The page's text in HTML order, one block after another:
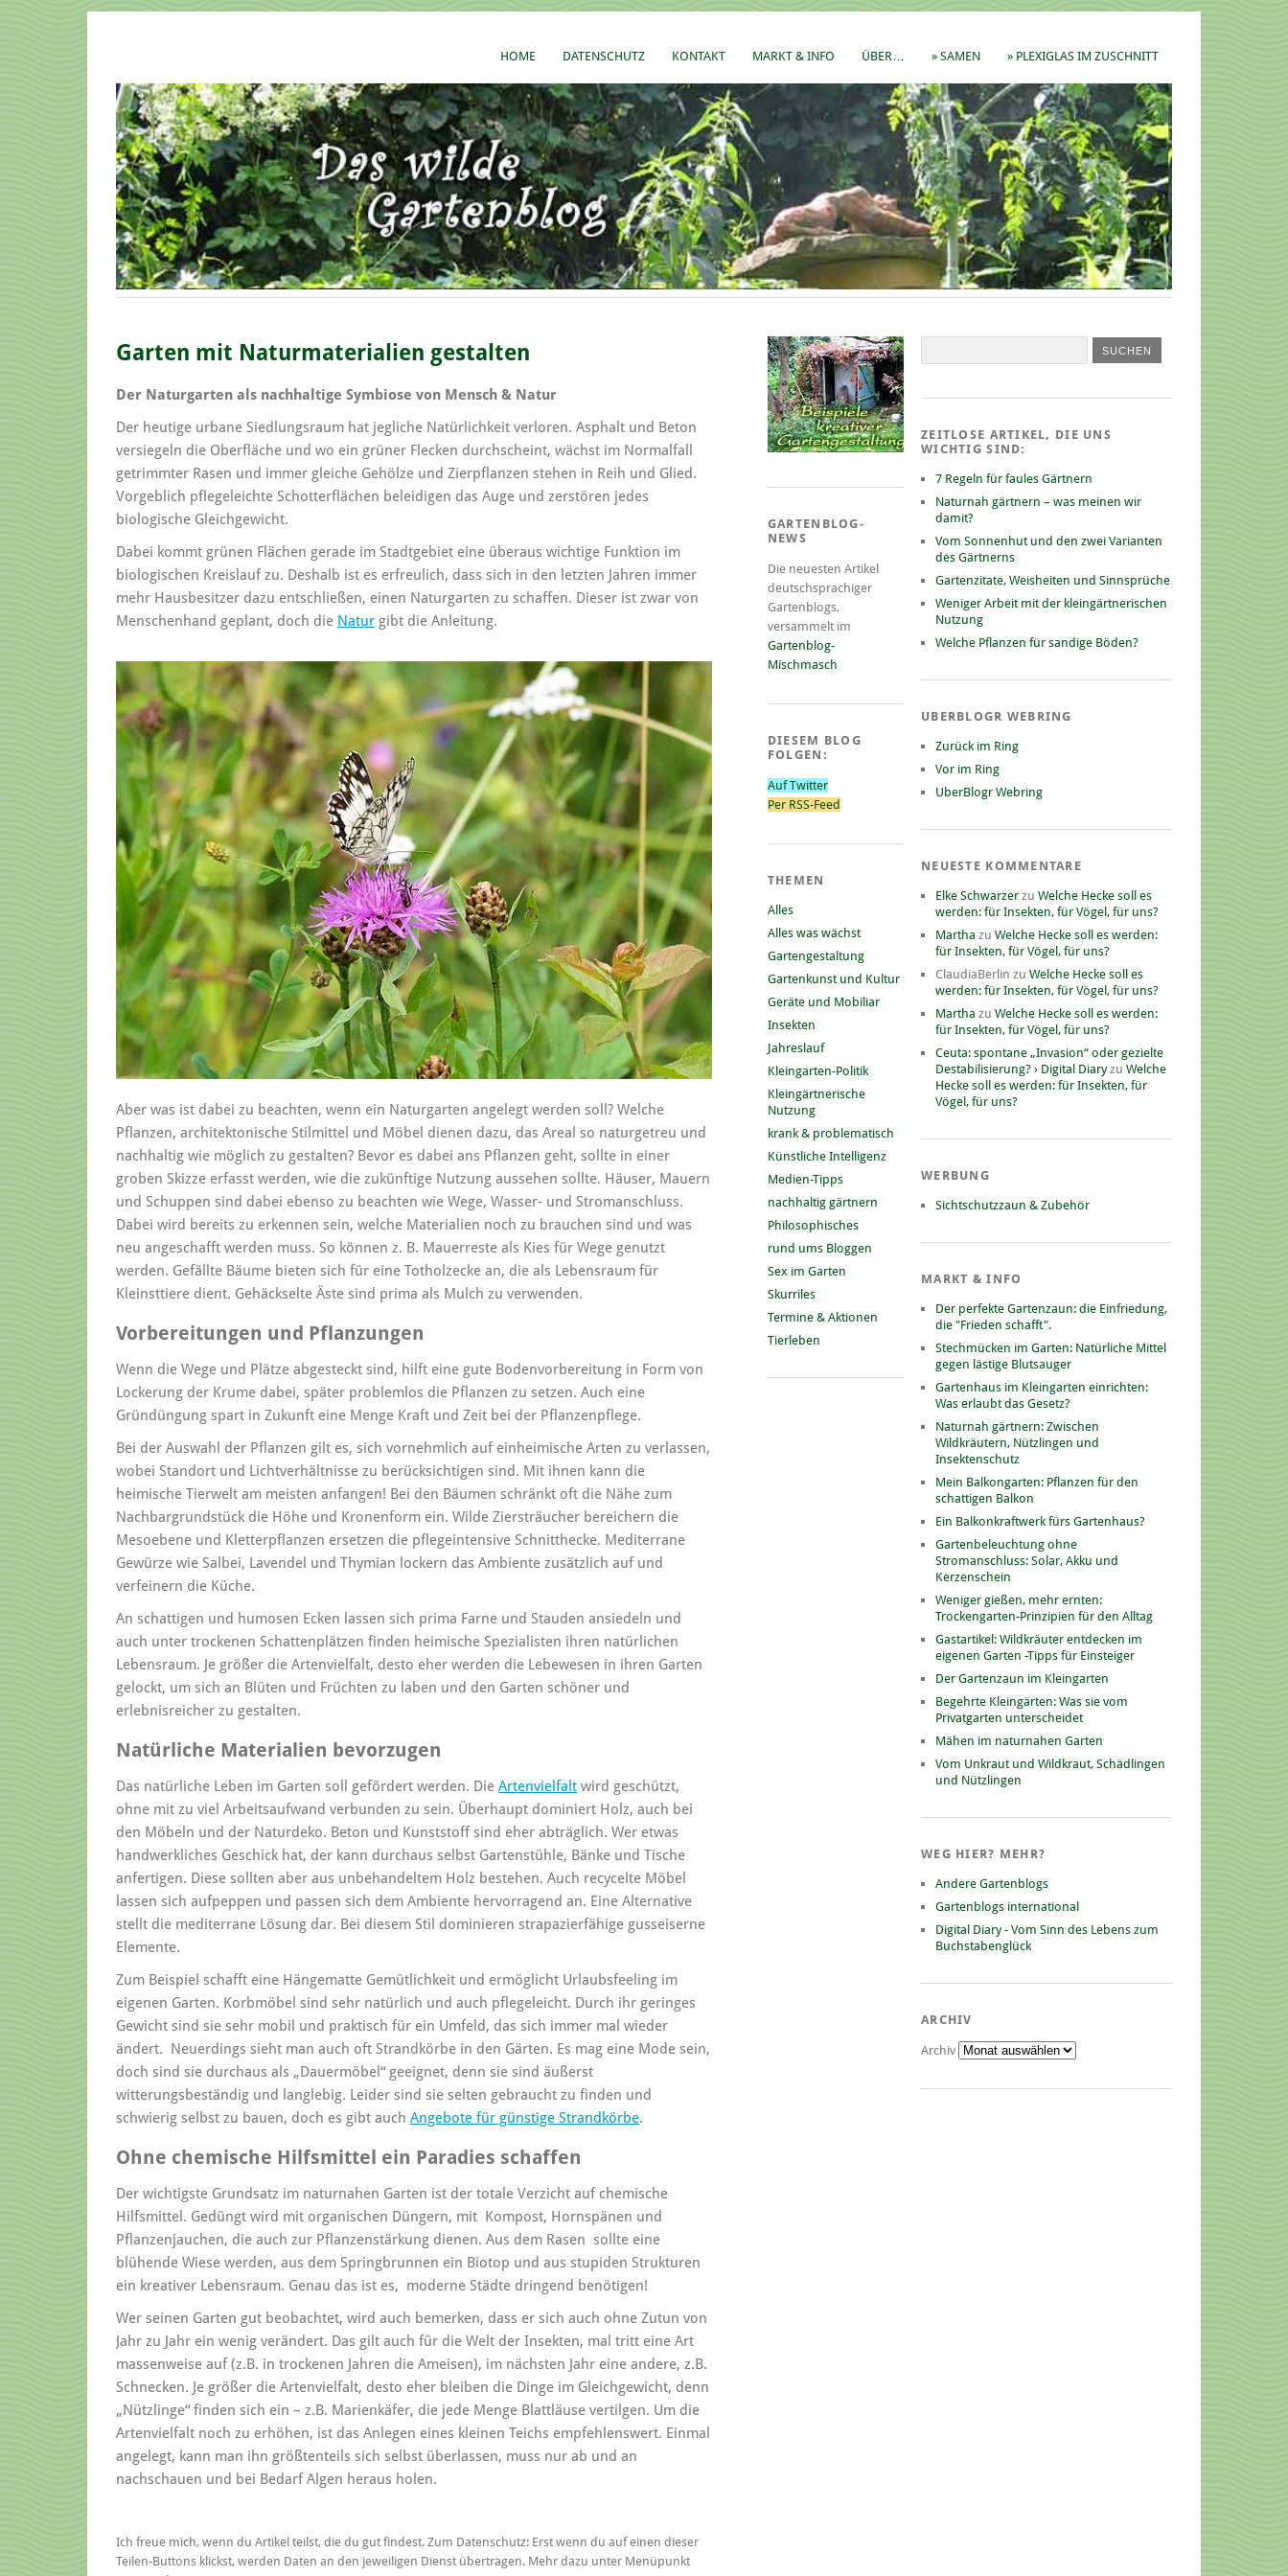
HOME DATENSCHUTZ KONTAKT MARKT & INFO ÜBER… » SAMEN » PLEXIGLAS IM ZUSCHNITT
Garten mit Naturmaterialien gestalten
Der Naturgarten als nachhaltige Symbiose von Mensch & Natur
Der heutige urbane Siedlungsraum hat jegliche Natürlichkeit verloren. Asphalt und Beton
versiegeln die Oberfläche und wo ein grüner Flecken durchscheint, wächst im Normalfall
getrimmter Rasen und immer gleiche Gehölze und Zierpflanzen stehen in Reih und Glied.
Vorgeblich pflegeleichte Schotterflächen beleidigen das Auge und zerstören jedes
biologische Gleichgewicht.
Dabei kommt grünen Flächen gerade im Stadtgebiet eine überaus wichtige Funktion im
biologischen Kreislauf zu. Deshalb ist es erfreulich, dass sich in den letzten Jahren immer
mehr Hausbesitzer dazu entschließen, einen Naturgarten zu schaffen. Dieser ist zwar von
Menschenhand geplant, doch die Natur gibt die Anleitung.
Aber was ist dabei zu beachten, wenn ein Naturgarten angelegt werden soll? Welche
Pflanzen, architektonische Stilmittel und Möbel dienen dazu, das Areal so naturgetreu und
nachhaltig wie möglich zu gestalten? Bevor es dabei ans Pflanzen geht, sollte in einer
groben Skizze erfasst werden, wie die zukünftige Nutzung aussehen sollte. Häuser, Mauern
und Schuppen sind dabei ebenso zu beachten wie Wege, Wasser- und Stromanschluss.
Dabei wird bereits zu erkennen sein, welche Materialien noch zu brauchen sind und was
neu angeschafft werden muss. So können z. B. Mauerreste als Kies für Wege genutzt
werden. Gefällte Bäume bieten sich für eine Totholzecke an, die als Lebensraum für
Kleinsttiere dient. Gehäckselte Äste sind prima als Mulch zu verwenden.
Vorbereitungen und Pflanzungen
Wenn die Wege und Plätze abgesteckt sind, hilft eine gute Bodenvorbereitung in Form von
Lockerung der Krume dabei, später problemlos die Pflanzen zu setzen. Auch eine
Gründüngung spart in Zukunft eine Menge Kraft und Zeit bei der Pflanzenpflege.
Bei der Auswahl der Pflanzen gilt es, sich vornehmlich auf einheimische Arten zu verlassen,
wobei Standort und Lichtverhältnisse zu berücksichtigen sind. Mit ihnen kann die
heimische Tierwelt am meisten anfangen! Bei den Bäumen schränkt oft die Nähe zum
Nachbargrundstück die Höhe und Kronenform ein. Wilde Ziersträucher bereichern die
Mesoebene und Kletterpflanzen ersetzen die pflegeintensive Schnitthecke. Mediterrane
Gewürze wie Salbei, Lavendel und Thymian lockern das Ambiente zusätzlich auf und
verfeinern die Küche.
An schattigen und humosen Ecken lassen sich prima Farne und Stauden ansiedeln und
auch unter trockenen Schattenplätzen finden heimische Spezialisten ihren natürlichen
Lebensraum. Je größer die Artenvielfalt, desto eher werden die Lebewesen in ihren Garten
gelockt, um sich an Blüten und Früchten zu laben und den Garten schöner und
erlebnisreicher zu gestalten.
Natürliche Materialien bevorzugen
Das natürliche Leben im Garten soll gefördert werden. Die Artenvielfalt wird geschützt,
ohne mit zu viel Arbeitsaufwand verbunden zu sein. Überhaupt dominiert Holz, auch bei
den Möbeln und der Naturdeko. Beton und Kunststoff sind eher abträglich. Wer etwas
handwerkliches Geschick hat, der kann durchaus selbst Gartenstühle, Bänke und Tische
anfertigen. Diese sollten aber aus unbehandeltem Holz bestehen. Auch recycelte Möbel
lassen sich aufpeppen und passen sich dem Ambiente hervorragend an. Eine Alternative
stellt die mediterrane Lösung dar. Bei diesem Stil dominieren strapazierfähige gusseiserne
Elemente.
Zum Beispiel schafft eine Hängematte Gemütlichkeit und ermöglicht Urlaubsfeeling im
eigenen Garten. Korbmöbel sind sehr natürlich und auch pflegeleicht. Durch ihr geringes
Gewicht sind sie sehr mobil und praktisch für ein Umfeld, das sich immer mal wieder
ändert. Neuerdings sieht man auch oft Strandkörbe in den Gärten. Es mag eine Mode sein,
doch sind sie durchaus als „Dauermöbel“ geeignet, denn sie sind äußerst
witterungsbeständig und langlebig. Leider sind sie selten gebraucht zu finden und
schwierig selbst zu bauen, doch es gibt auch Angebote für günstige Strandkörbe.
Ohne chemische Hilfsmittel ein Paradies schaffen
Der wichtigste Grundsatz im naturnahen Garten ist der totale Verzicht auf chemische
Hilfsmittel. Gedüngt wird mit organischen Düngern, mit Kompost, Hornspänen und
Pflanzenjauchen, die auch zur Pflanzenstärkung dienen. Aus dem Rasen sollte eine
blühende Wiese werden, aus dem Springbrunnen ein Biotop und aus stupiden Strukturen
ein kreativer Lebensraum. Genau das ist es, moderne Städte dringend benötigen!
Wer seinen Garten gut beobachtet, wird auch bemerken, dass er sich auch ohne Zutun von
Jahr zu Jahr ein wenig verändert. Das gilt auch für die Welt der Insekten, mal tritt eine Art
massenweise auf (z.B. in trockenen Jahren die Ameisen), im nächsten Jahr eine andere, z.B.
Schnecken. Je größer die Artenvielfalt, desto eher bleiben die Dinge im Gleichgewicht, denn
„Nützlinge“ finden sich ein – z.B. Marienkäfer, die jede Menge Blattläuse vertilgen. Um die
Artenvielfalt noch zu erhöhen, ist das Anlegen eines kleinen Teichs empfehlenswert. Einmal
angelegt, kann man ihn größtenteils sich selbst überlassen, muss nur ab und an
nachschauen und bei Bedarf Algen heraus holen.
Ich freue mich, wenn du Artikel teilst, die du gut findest. Zum Datenschutz: Erst wenn du auf einen dieser
Teilen-Buttons klickst, werden Daten an den jeweiligen Dienst übertragen. Mehr dazu unter Menüpunkt
GARTENBLOG-
NEWS
Die neuesten Artikel
deutschsprachiger
Gartenblogs,
versammelt im
Gartenblog-
Mischmasch
DIESEM BLOG
FOLGEN:
Auf Twitter
Per RSS-Feed
THEMEN
Alles
Alles was wächst
Gartengestaltung
Gartenkunst und Kultur
Geräte und Mobiliar
Insekten
Jahreslauf
Kleingarten-Politik
Kleingärtnerische
Nutzung
krank & problematisch
Künstliche Intelligenz
Medien-Tipps
nachhaltig gärtnern
Philosophisches
rund ums Bloggen
Sex im Garten
Skurriles
Termine & Aktionen
Tierleben
ZEITLOSE ARTIKEL, DIE UNS
WICHTIG SIND:
7 Regeln für faules Gärtnern
Naturnah gärtnern – was meinen wir
damit?
Vom Sonnenhut und den zwei Varianten
des Gärtnerns
Gartenzitate, Weisheiten und Sinnsprüche
Weniger Arbeit mit der kleingärtnerischen
Nutzung
Welche Pflanzen für sandige Böden?
UBERBLOGR WEBRING
Zurück im Ring
Vor im Ring
UberBlogr Webring
NEUESTE KOMMENTARE
Elke Schwarzer zu Welche Hecke soll es
werden: für Insekten, für Vögel, für uns?
Martha zu Welche Hecke soll es werden:
für Insekten, für Vögel, für uns?
ClaudiaBerlin zu Welche Hecke soll es
werden: für Insekten, für Vögel, für uns?
Martha zu Welche Hecke soll es werden:
für Insekten, für Vögel, für uns?
Ceuta: spontane „Invasion“ oder gezielte
Destabilisierung? › Digital Diaryzu Welche
Hecke soll es werden: für Insekten, für
Vögel, für uns?
WERBUNG
Sichtschutzzaun & Zubehör
MARKT & INFO
Der perfekte Gartenzaun: die Einfriedung,
die "Frieden schafft".
Stechmücken im Garten: Natürliche Mittel
gegen lästige Blutsauger
Gartenhaus im Kleingarten einrichten:
Was erlaubt das Gesetz?
Naturnah gärtnern: Zwischen
Wildkräutern, Nützlingen und
Insektenschutz
Mein Balkongarten: Pflanzen für den
schattigen Balkon
Ein Balkonkraftwerk fürs Gartenhaus?
Gartenbeleuchtung ohne
Stromanschluss: Solar, Akku und
Kerzenschein
Weniger gießen, mehr ernten:
Trockengarten-Prinzipien für den Alltag
Gastartikel: Wildkräuter entdecken im
eigenen Garten -Tipps für Einsteiger
Der Gartenzaun im Kleingarten
Begehrte Kleingärten: Was sie vom
Privatgarten unterscheidet
Mähen im naturnahen Garten
Vom Unkraut und Wildkraut, Schädlingen
und Nützlingen
WEG HIER? MEHR?
Andere Gartenblogs
Gartenblogs international
Digital Diary - Vom Sinn des Lebens zum
Buchstabenglück
ARCHIV
Archiv